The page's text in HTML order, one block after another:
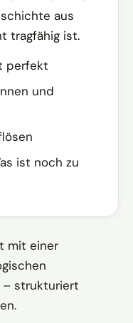
aus
tragfähig ist.
perfekt
und
ist noch zu
mit einer
– strukturiert